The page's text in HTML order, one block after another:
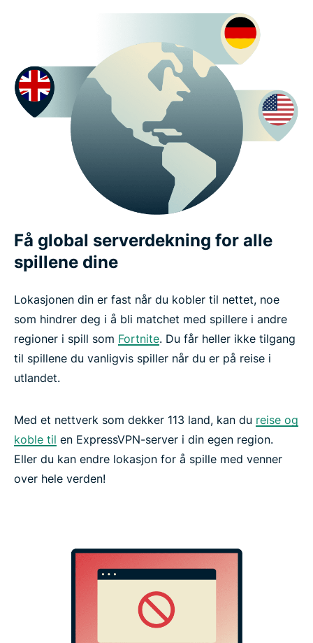
Få global serverdekning for alle
spillene dine
Lokasjonen din er fast når du kobler til nettet, noe
som hindrer deg i å bli matchet med spillere i andre
regioner i spill som Fortnite. Du får heller ikke tilgang
til spillene du vanligvis spiller når du er på reise i
utlandet.
Med et nettverk som dekker 113 land, kan du reise og
koble til en ExpressVPN-server i din egen region.
Eller du kan endre lokasjon for å spille med venner
over hele verden!